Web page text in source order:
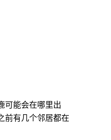
可能会在哪里出
前有几个邻居都在